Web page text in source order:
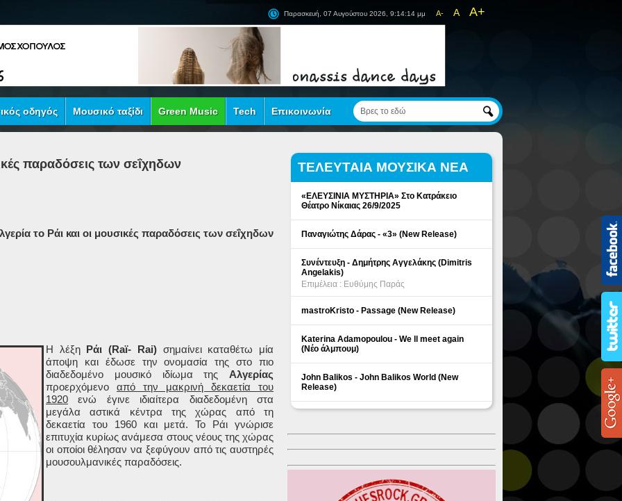
A- A A+
Παρασκευή, 07 Αυγούστου 2026, 9:14:15 μμ
οδηγός Μουσικό ταξίδι Green Music Tech Επικοινωνία
παραδόσεις των σεΐχηδων
το Ράι και οι μουσικές παραδόσεις των σεΐχηδων
Η λέξη Ράι (Raï- Rai)σημαίνει καταθέτω μία
άποψη και έδωσε την ονομασία της στο πιο
διαδεδομένο μουσικό ιδίωμα της Αλγερίας
προερχόμενο από την μακρινή δεκαετία του
1920 ενώ έγινε ιδιαίτερα διαδεδομένη στα
μεγάλα αστικά κέντρα της χώρας από τη
δεκαετία του 1960 και μετά. Το Ράι γνώρισε
επιτυχία κυρίως ανάμεσα στους νέους της χώρας
οι οποίοι θέλησαν να ξεφύγουν από τις αυστηρές
μουσουλμανικές παραδόσεις.
ΤΕΛΕΥΤΑΙΑ ΜΟΥΣΙΚΑ ΝΕΑ
«ΕΛΕΥΣΙΝΙΑ ΜΥΣΤΗΡΙΑ» Στο Κατράκειο
Θέατρο Νίκαιας 26/9/2025
Παναγιώτης Δάρας - «3» (New Release)
Συνέντευξη - Δημήτρης Αγγελάκης (Dimitris
Angelakis)
Επιμέλεια : Ευθύμης Παράς
mastroKristo - Passage (New Release)
Katerina Adamopoulou - We ll meet again
(Νέο άλμπουμ)
John Balikos - John Balikos World (New
Release)